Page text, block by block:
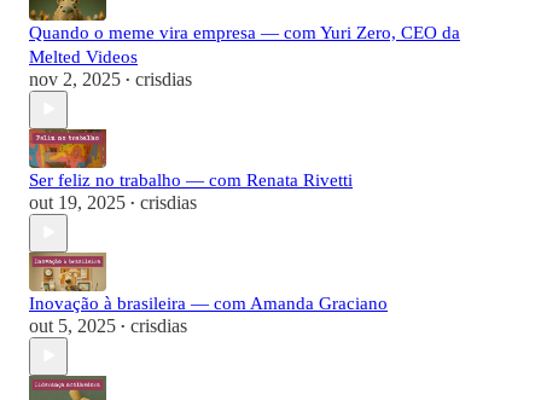
Quando o meme vira empresa — com Yuri Zero, CEO da
Melted Videos
nov 2, 2025 • crisdias
Ser feliz no trabalho — com Renata Rivetti
out 19, 2025 • crisdias
Inovação à brasileira — com Amanda Graciano
out 5, 2025 • crisdias